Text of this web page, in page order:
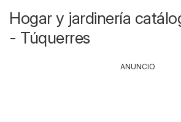
Hogar y jardinería
- Túquerres
ANUNCIO